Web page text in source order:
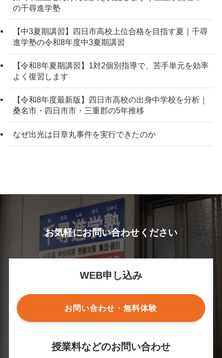
の千尋進学塾
【中3夏期講習】四日市高校上位合格を目指す夏｜千尋
進学塾の令和8年度中3夏期講習
【令和8年夏期講習】1対2個別指導で、苦手単元を効率
よく復習します
【令和8年度最新版】四日市高校の出身中学校を分析｜
桑名市・四日市市・三重郡の5年推移
なぜ出光は日章丸事件を実行できたのか
お気軽にお問い合わせください
WEB申し込み
お問い合わせ・無料体験
授業料などのお問い合わせ